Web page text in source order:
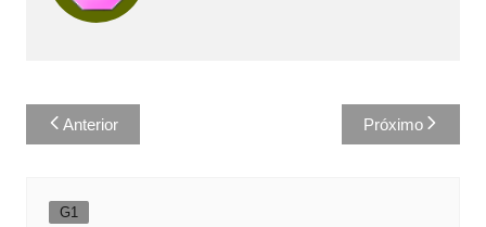
Navegação
de
Anterior Próximo
G1